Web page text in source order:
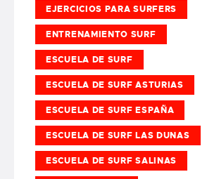
EJERCICIOS PARA SURFERS
ENTRENAMIENTO SURF
ESCUELA DE SURF
ESCUELA DE SURF ASTURIAS
ESCUELA DE SURF ESPAÑA
ESCUELA DE SURF LAS DUNAS
ESCUELA DE SURF SALINAS